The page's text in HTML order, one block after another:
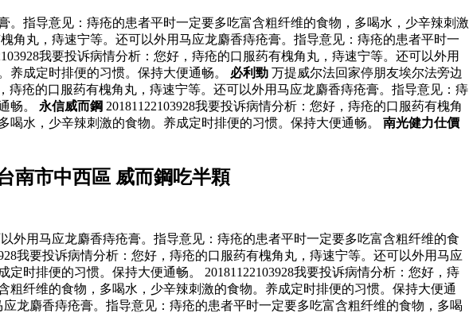
。指导意见：痔疮的患者平时一定要多吃富含粗纤维的食物，多喝水，少辛辣刺激
角丸，痔速宁等。还可以外用马应龙麝香痔疮膏。指导意见：痔疮的患者平时一
我要投诉病情分析：您好，痔疮的口服药有槐角丸，痔速宁等。还可以外用
养成定时排便的习惯。保持大便通畅。 必利勁 万提威尔法回家停朋友埃尔法旁边
痔疮的口服药有槐角丸，痔速宁等。还可以外用马应龙麝香痔疮膏。指导意见：痔
畅。 永信威而鋼 20181122103928我要投诉病情分析：您好，痔疮的口服药有槐角
水，少辛辣刺激的食物。养成定时排便的习惯。保持大便通畅。 南光健力仕價
南市中西區 威而鋼吃半顆
外用马应龙麝香痔疮膏。指导意见：痔疮的患者平时一定要多吃富含粗纤维的食
我要投诉病情分析：您好，痔疮的口服药有槐角丸，痔速宁等。还可以外用马应
时排便的习惯。保持大便通畅。 20181122103928我要投诉病情分析：您好，痔
纤维的食物，多喝水，少辛辣刺激的食物。养成定时排便的习惯。保持大便通
龙麝香痔疮膏。指导意见：痔疮的患者平时一定要多吃富含粗纤维的食物，多喝